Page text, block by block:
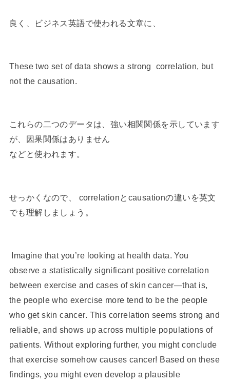
良く、ビジネス英語で使われる文章に、
These two set of data shows a strong correlation, but
not the causation.
これらの二つのデータは、強い相関関係を示しています
が、因果関係はありません
などと使われます。
せっかくなので、 correlationとcausationの違いを英文
でも理解しましょう。
Imagine that you’re looking at health data. You
observe a statistically significant positive correlation
between exercise and cases of skin cancer—that is,
the people who exercise more tend to be the people
who get skin cancer. This correlation seems strong and
reliable, and shows up across multiple populations of
patients. Without exploring further, you might conclude
that exercise somehow causes cancer! Based on these
findings, you might even develop a plausible